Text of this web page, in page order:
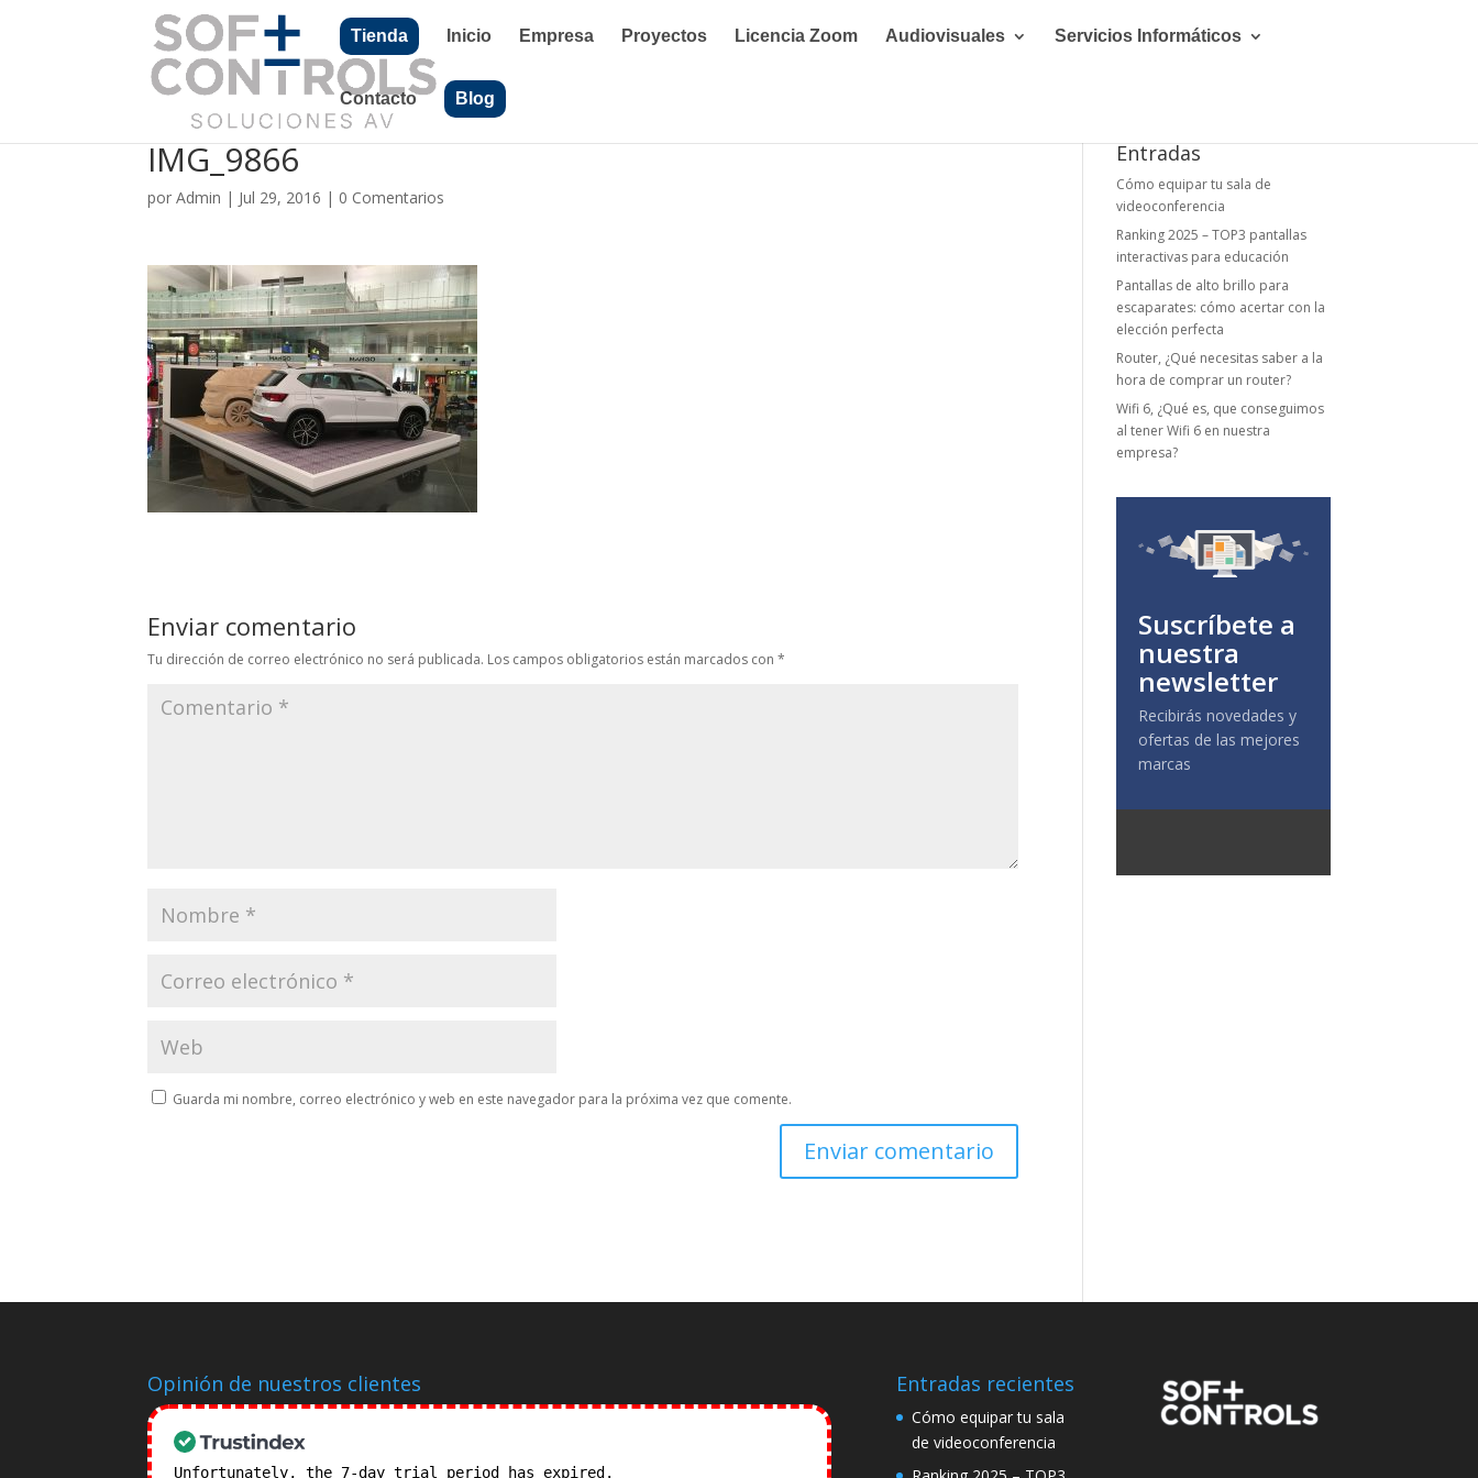
Tienda Inicio Empresa Proyectos Licencia Zoom Audiovisuales Servicios Informáticos
Contacto Blog
IMG_9866
porAdmin | Jul 29, 2016 | 0 Comentarios
Enviar comentario
Tu dirección de correo electrónico no será publicada. Los campos obligatorios están marcados con*
Guarda mi nombre, correo electrónico y web en este navegador para la próxima vez que comente.
Entradas
Cómo equipar tu sala de
videoconferencia
Ranking 2025 – TOP3 pantallas
interactivas para educación
Pantallas de alto brillo para
escaparates: cómo acertar con la
elección perfecta
Router, ¿Qué necesitas saber a la
hora de comprar un router?
Wifi 6, ¿Qué es, que conseguimos
al tener Wifi 6 en nuestra
empresa?
Suscríbete a
nuestra
newsletter
Recibirás novedades y
ofertas de las mejores
marcas
Opinión de nuestros clientes
Unfortunately, the 7-day trial period has expired.
Entradas recientes
Cómo equipar tu sala
de videoconferencia